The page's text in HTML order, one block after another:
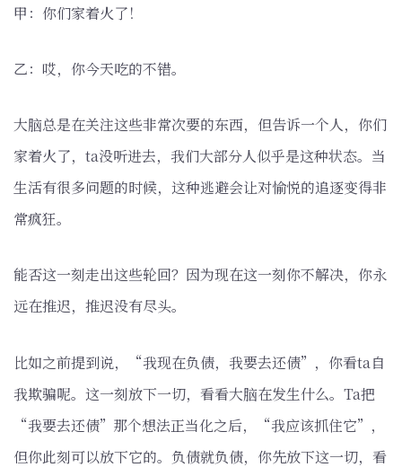
甲：你们家着火了！
乙：哎，你今天吃的不错。
大脑总是在关注这些非常次要的东西，但告诉一个人，你们
家着火了，ta没听进去，我们大部分人似乎是这种状态。当
生活有很多问题的时候，这种逃避会让对愉悦的追逐变得非
常疯狂。
能否这一刻走出这些轮回？因为现在这一刻你不解决，你永
远在推迟，推迟没有尽头。
比如之前提到说，“我现在负债，我要去还债”，你看ta自
我欺骗呢。这一刻放下一切，看看大脑在发生什么。Ta把
“我要去还债”那个想法正当化之后，“我应该抓住它”，
但你此刻可以放下它的。负债就负债，你先放下这一切，看